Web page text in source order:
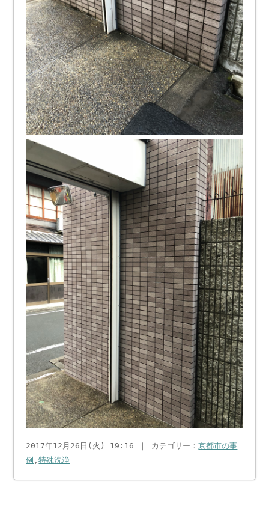
2017年12月26日(火) 19:16 ｜ カテゴリー：京都市の事
例 ,特殊洗浄